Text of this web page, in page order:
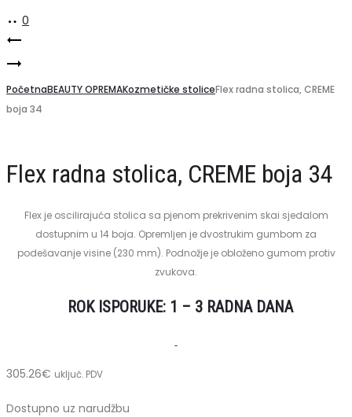
0
Product
navigation
za
tretmane
masaže
Creo
radna
kolica
PočetnaBEAUTY OPREMAKozmetičke stoliceFlex radna stolica, CREME
boja 34
Flex radna stolica, CREME boja 34
Flex je oscilirajuća stolica sa pjenom prekrivenim skai sjedalom
dostupnim u 14 boja. Opremljen je dvostrukim gumbom za
podešavanje visine (230 mm). Podnožje je obloženo gumom protiv
zvukova.
ROK ISPORUKE: 1 – 3 RADNA DANA
305.26€ uključ. PDV
Dostupno uz narudžbu